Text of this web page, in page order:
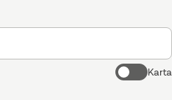
Karta